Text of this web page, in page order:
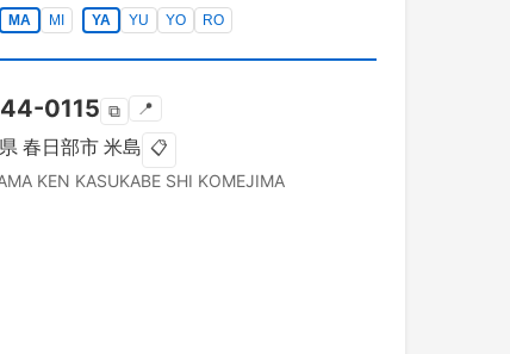
MA MI YA YU YO RO
0115 ⧉ 📍
春日部市 米島 📋
KEN KASUKABE SHI KOMEJIMA